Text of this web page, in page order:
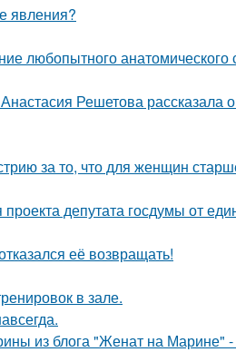
явления?
любопытного анатомического
Решетова рассказала
за то, что для женщин
депутата госдумы от
её возвращать!
в зале.
из блога "Женат на Марине"